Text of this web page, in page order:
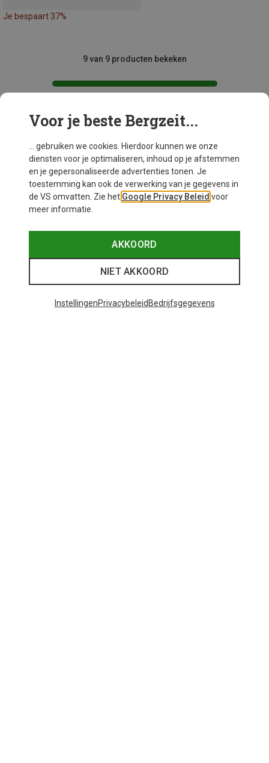
Je bespaart 37%
9 van 9 producten bekeken
Mogelijk interessant voor je
Voor je beste Bergzeit...
... gebruiken we cookies. Hierdoor kunnen we onze
diensten voor je optimaliseren, inhoud op je afstemmen
en je gepersonaliseerde advertenties tonen. Je
toestemming kan ook de verwerking van je gegevens in
de VS omvatten. Zie het Google Privacy Beleid voor
meer informatie.
AKKOORD
NIET AKKOORD
InstellingenPrivacybeleid Bedrijfsgegevens